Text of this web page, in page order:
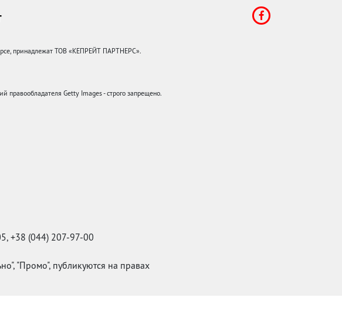
принадлежат ТОВ «КЕПРЕЙТ ПАРТНЕРС».
Getty Images - строго запрещено.
+38 (044) 207-97-00
"Промо", публикуются на правах